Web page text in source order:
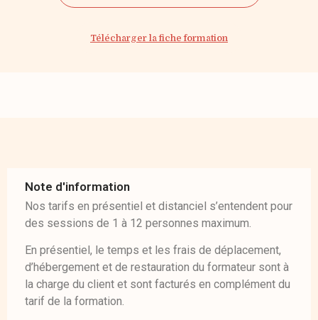
Télécharger la fiche formation
Note d'information
Nos tarifs en présentiel et distanciel s’entendent pour
des sessions de 1 à 12 personnes maximum.
En présentiel, le temps et les frais de déplacement,
d’hébergement et de restauration du formateur sont à
la charge du client et sont facturés en complément du
tarif de la formation.